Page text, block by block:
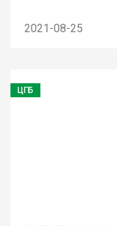
2021-08-25
ЦГБ